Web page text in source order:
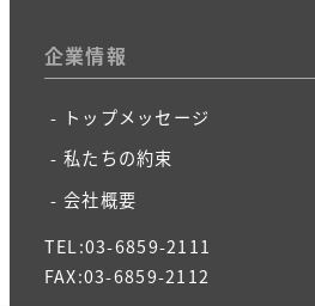
企業情報
トップメッセージ
私たちの約束
会社概要
TEL:03-6859-2111
FAX:03-6859-2112